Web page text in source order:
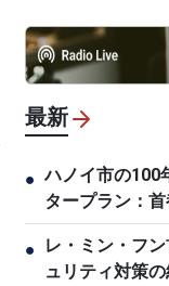
最新
● ハノイ市の100
タープラン：
の志
●
レ・ミン・フ
ュリティ対策